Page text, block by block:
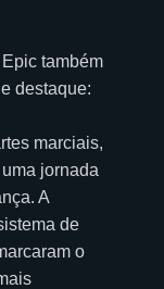
também
destaque:
marciais,
jornada
A
de
o